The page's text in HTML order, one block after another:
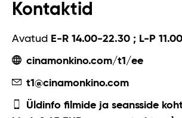
Kontaktid
Avatud E-R 14.00-22.30 ; L-P
cinamonkino.com/t1/ee
t1@cinamonkino.com
Üldinfo filmide ja seansside